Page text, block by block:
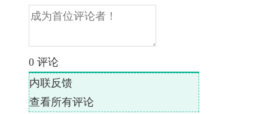
0 评论
内联反馈
查看所有评论